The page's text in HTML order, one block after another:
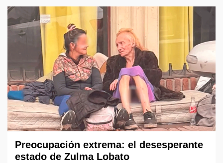
Preocupación extrema: el desesperante
estado de Zulma Lobato